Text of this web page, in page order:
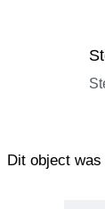
Dit object